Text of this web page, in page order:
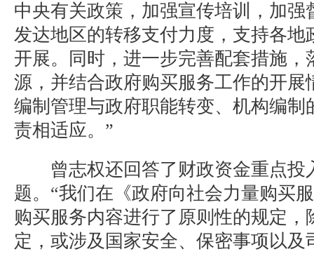
中央有关政策，加强宣传培训，加强
发达地区的转移支付力度，支持各地
开展。同时，进一步完善配套措施，
源，并结合政府购买服务工作的开展
编制管理与政府职能转变、机构编制
责相适应。”
曾志权还回答了财政资金重点投
题。“我们在《政府向社会力量购买
购买服务内容进行了原则性的规定，
定，或涉及国家安全、保密事项以及